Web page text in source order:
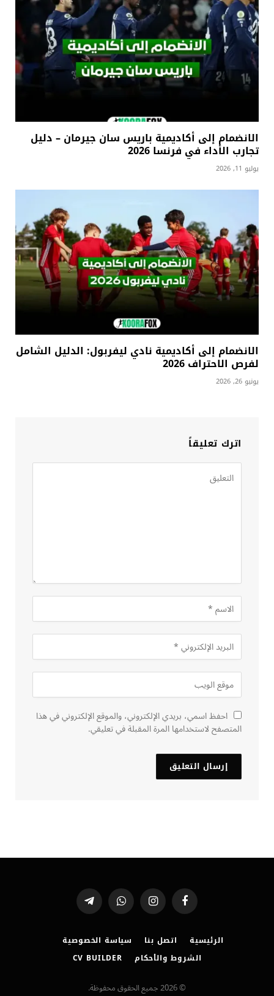
الانضمام إلى أكاديمية باريس سان جيرمان – دليل
تجارب الأداء في فرنسا 2026
يوليو 11, 2026
الانضمام إلى أكاديمية نادي ليفربول: الدليل الشامل
لفرص الاحتراف 2026
يونيو 26, 2026
اترك تعليقاً
احفظ اسمي، بريدي الإلكتروني، والموقع الإلكتروني في هذا
المتصفح لاستخدامها المرة المقبلة في تعليقي.
فيسبوك الانستغرامواتساب تيلقرام
الرئيسية اتصل بنا
سياسة الخصوصية
الشروط والأحكام
CV BUILDER
© 2026 جميع الحقوق محفوظة.